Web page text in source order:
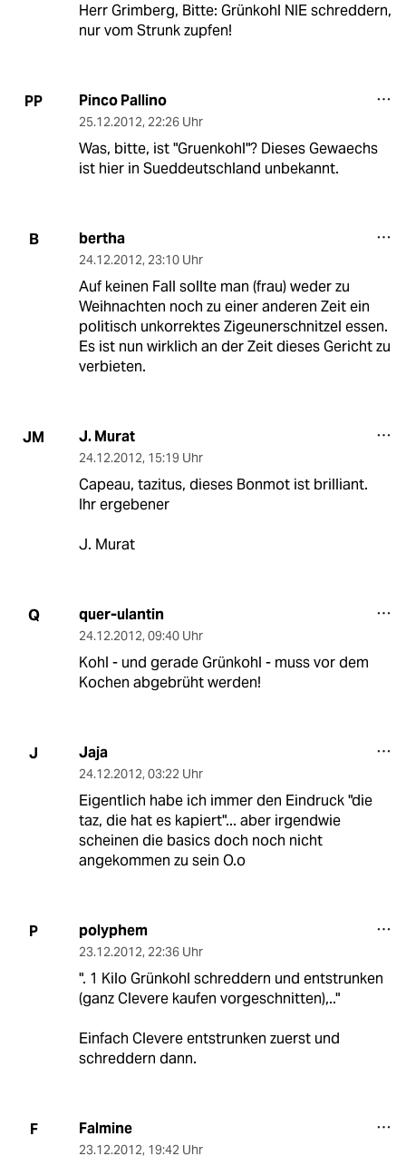
Herr Grimberg, Bitte: Grünkohl NIE schreddern,
nur vom Strunk zupfen!
PP Pinco Pallino
25.12.2012, 22:26 Uhr
Was, bitte, ist "Gruenkohl"? Dieses Gewaechs
ist hier in Sueddeutschland unbekannt.
B bertha
24.12.2012, 23:10 Uhr
Auf keinen Fall sollte man (frau) weder zu
Weihnachten noch zu einer anderen Zeit ein
politisch unkorrektes Zigeunerschnitzel essen.
Es ist nun wirklich an der Zeit dieses Gericht zu
verbieten.
JM J. Murat
24.12.2012, 15:19 Uhr
Capeau, tazitus, dieses Bonmot ist brilliant.
Ihr ergebener
J. Murat
Q quer-ulantin
24.12.2012, 09:40 Uhr
Kohl - und gerade Grünkohl - muss vor dem
Kochen abgebrüht werden!
J Jaja
24.12.2012, 03:22 Uhr
Eigentlich habe ich immer den Eindruck "die
taz, die hat es kapiert"... aber irgendwie
scheinen die basics doch noch nicht
angekommen zu sein O.o
P polyphem
23.12.2012, 22:36 Uhr
". 1 Kilo Grünkohl schreddern und entstrunken
(ganz Clevere kaufen vorgeschnitten),.."
Einfach Clevere entstrunken zuerst und
schreddern dann.
F Falmine
23.12.2012, 19:42 Uhr